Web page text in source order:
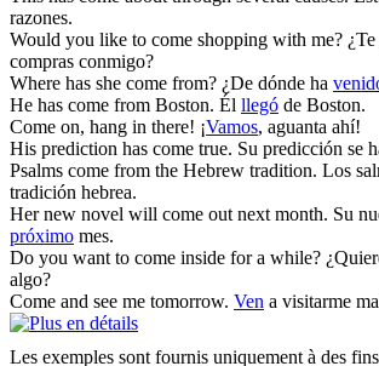
razones.
Would you like to come shopping with me?
compras conmigo?
Where has she come from? ¿De dónde ha
He has come from Boston. Él llegó de Boston.
Come on, hang in there! ¡Vamos, aguanta ahí!
His prediction has come true. Su predicción se
Psalms come from the Hebrew tradition. Los
tradición hebrea.
Her new novel will come out next month. Su
próximo mes.
Do you want to come inside for a while?
algo?
Come and see me tomorrow. Ven a visitarme
Les exemples sont fournis uniquement à des